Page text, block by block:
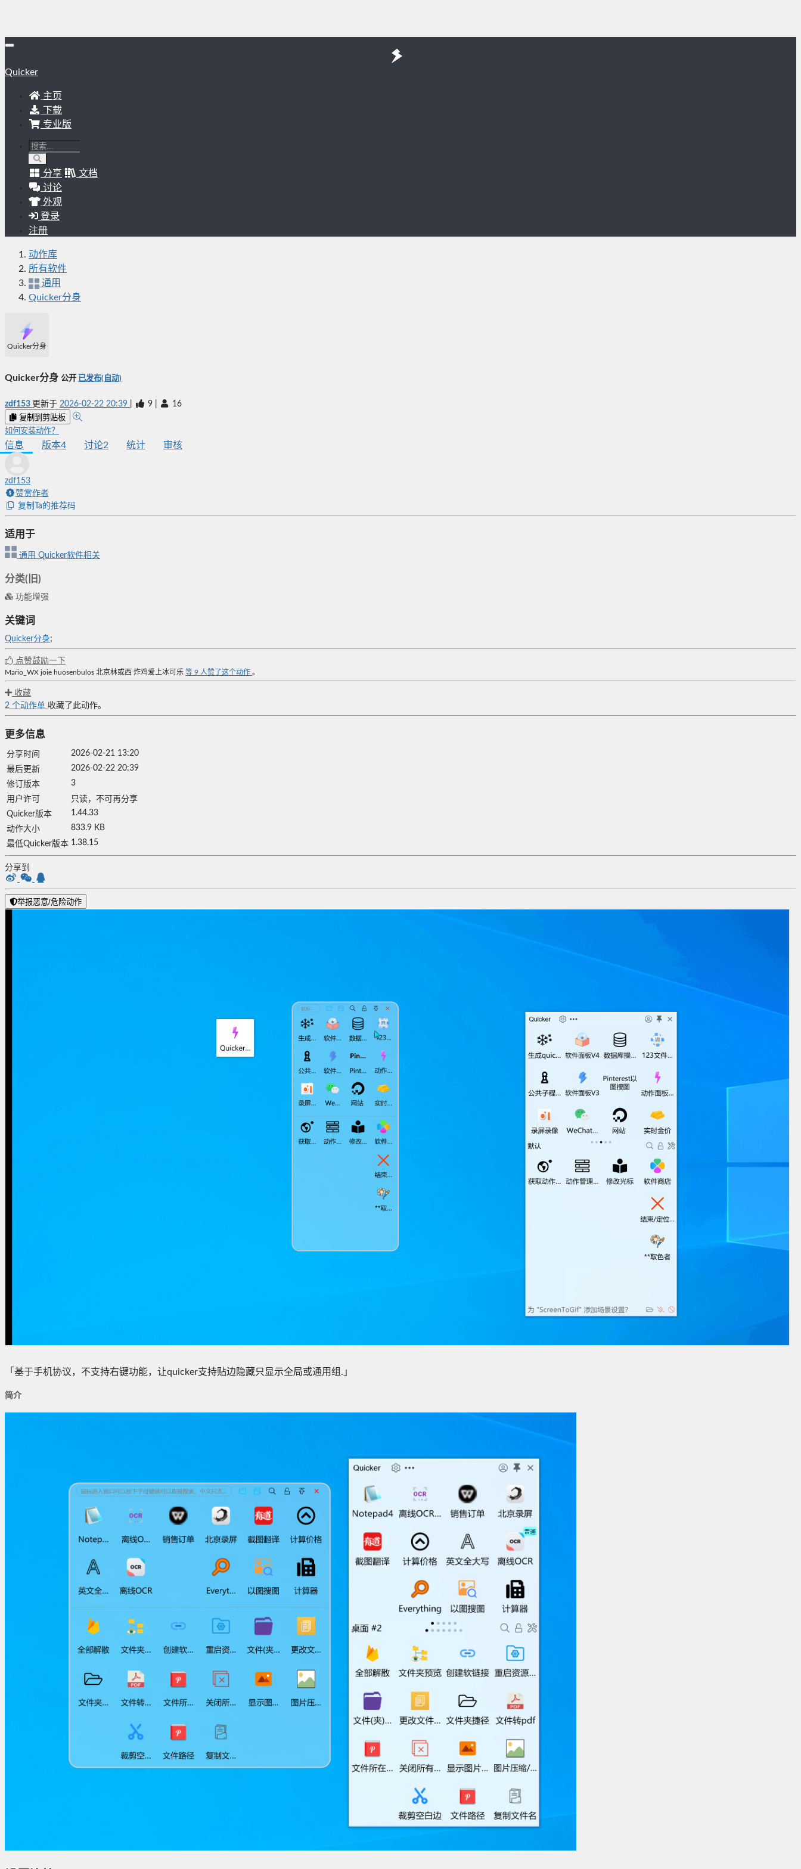
Quicker
主页
下载
专业版
分享
文档
讨论
外观
登录
注册
动作库
所有软件
通用
Quicker分身
Quicker分身
Quicker分身 公开 已发布(自动)
zdf153 更新于 2026-02-22 20:39 9 16
复制到剪贴板
如何安装动作？
信息 版本4 讨论2 统计 审核
zdf153
赞赏作者
复制Ta的推荐码
适用于
通用 Quicker软件相关
分类(旧)
功能增强
关键词
Quicker分身;
点赞鼓励一下
Mario_WX joie huosenbulos 北京林或西 炸鸡爱上冰可乐 等 9 人赞了这个动作 。
收藏
2 个动作单 收藏了此动作。
更多信息
分享时间
2026-02-21 13:20
最后更新
2026-02-22 20:39
修订版本
3
用户许可
只读，不可再分享
Quicker版本
1.44.33
动作大小
833.9 KB
最低Quicker版本 1.38.15
分享到
举报恶意/危险动作
「基于手机协议，不支持右键功能，让quicker支持贴边隐藏只显示全局或通用组.」
简介